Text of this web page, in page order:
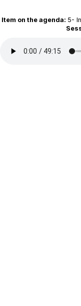
Item on the agenda: 5-